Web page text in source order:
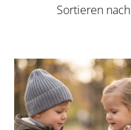
Sortieren nach